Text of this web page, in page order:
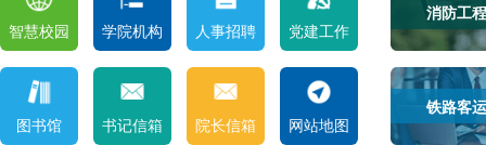
智慧校园 学院机构 人事招聘 党建工作
图书馆 书记信箱 院长信箱 网站地图
消防工
铁路客